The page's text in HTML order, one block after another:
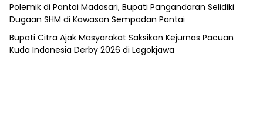
Polemik di Pantai Madasari, Bupati Pangandaran Selidiki
Dugaan SHM di Kawasan Sempadan Pantai
Bupati Citra Ajak Masyarakat Saksikan Kejurnas Pacuan
Kuda Indonesia Derby 2026 di Legokjawa